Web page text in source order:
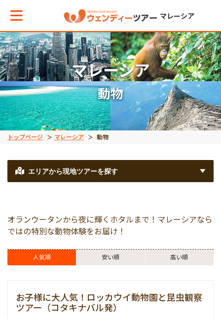
マレーシア
トップページ マレーシア 動物
マレーシア
動物
エリアから現地ツアーを探す
オランウータンから夜に輝くホタルまで！マレーシアなら
ではの特別な動物体験をお届け！
人気順 安い順 高い順
お子様に大人気！ロッカウイ動物園と昆虫観察
ツアー（コタキナバル発）
メインメニューへ戻る
マから現地ツアーを探す
遺産（文化）
遺産（自然）
アイランド
ーシア国外
メインメニューへ戻る
アからお役立ち情報を探す
ドネシア
ーシア
ガポール
戻る
世界遺産（文化）
マラッカ
ジョージタウン
戻る
世界遺産（自然）
キナバル公園
グヌン・ムル国立公園
戻る
動物
オランウータン
リバーサファリ
戻る
絶景アイランド
ガヤ島
サピ島
戻る
マレーシア国外
ブルネイ旅行
戻る
宿泊パッケージ
秘境ツアー